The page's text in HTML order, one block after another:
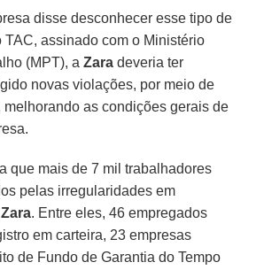
disse desconhecer esse tipo de
TAC, assinado com o Ministério
(MPT), aZara deveria ter
novas violações, por meio de
melhorando as condições gerais de
que mais de 7 mil trabalhadores
pelas irregularidades em
Zara. Entre eles, 46 empregados
em carteira, 23 empresas
de Fundo de Garantia do Tempo